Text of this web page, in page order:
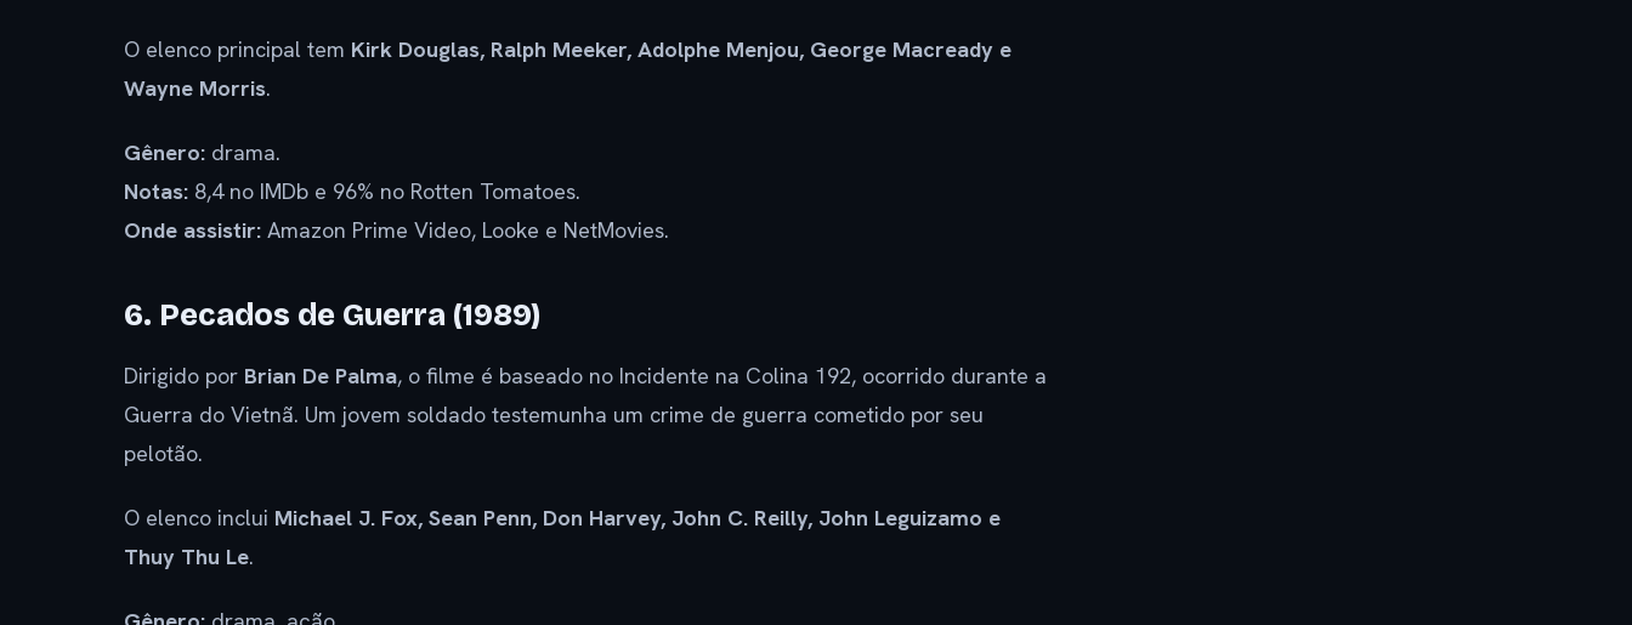
O elenco principal tem Kirk Douglas, Ralph Meeker, Adolphe Menjou, George Macready e
Wayne Morris.
Gênero: drama.
Notas: 8,4 no IMDb e 96% no Rotten Tomatoes.
Onde assistir: Amazon Prime Video, Looke e NetMovies.
6. Pecados de Guerra (1989)
Dirigido por Brian De Palma, o filme é baseado no Incidente na Colina 192, ocorrido durante a
Guerra do Vietnã. Um jovem soldado testemunha um crime de guerra cometido por seu
pelotão.
O elenco inclui Michael J. Fox, Sean Penn, Don Harvey, John C. Reilly, John Leguizamo e
Thuy Thu Le.